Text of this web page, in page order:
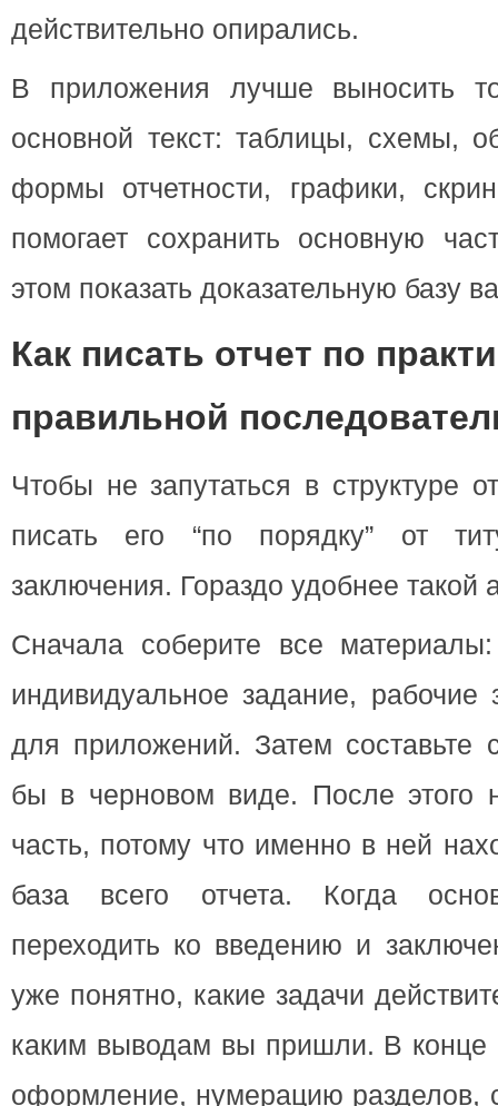
действительно опирались.
В приложения лучше выносить
основной текст: таблицы, схемы,
формы отчетности, графики,
помогает сохранить основную
этом показать доказательную базу
Как писать отчет по
правильной
Чтобы не запутаться в структуре
писать его “по порядку” от
заключения. Гораздо удобнее такой
Сначала соберите все
индивидуальное задание, рабочие
для приложений. Затем составьте
бы в черновом виде. После этого
часть, потому что именно в ней
база всего отчета. Когда
переходить ко введению и
уже понятно, какие задачи
каким выводам вы пришли. В конце
оформление, нумерацию разделов,